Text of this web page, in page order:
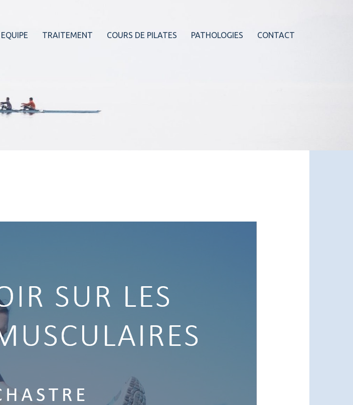
EQUIPE TRAITEMENT COURS DE PILATES PATHOLOGIES CONTACT